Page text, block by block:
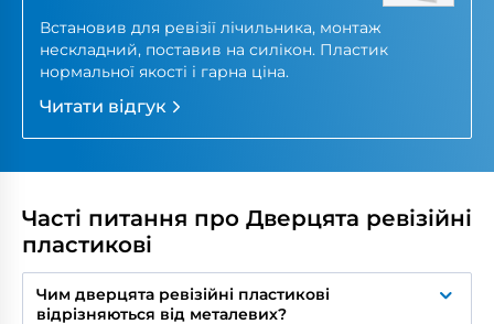
Встановив для ревізії лічильника, монтаж
нескладний, поставив на силікон. Пластик
нормальної якості і гарна ціна.
Читати відгук
Часті питання про Дверцята ревізійні
пластикові
Чим дверцята ревізійні пластикові
відрізняються від металевих?